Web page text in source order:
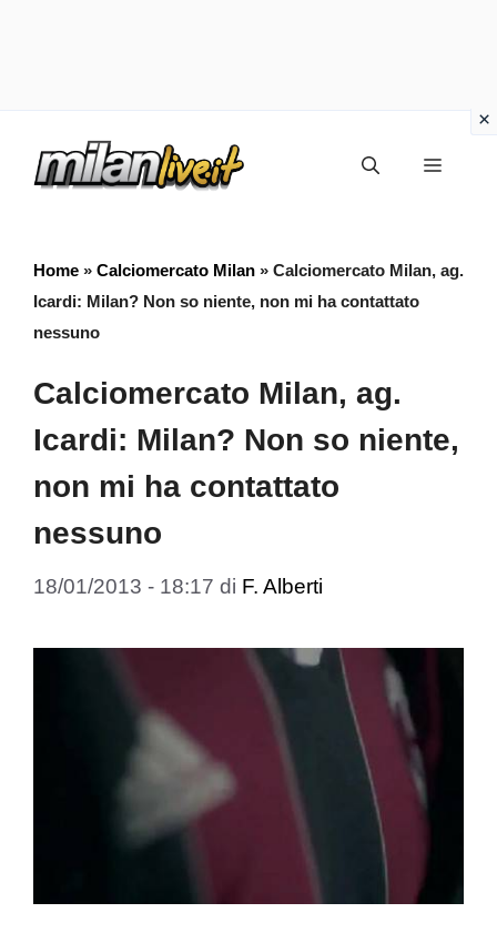
Menu
Home » Calciomercato Milan » Calciomercato Milan, ag.
Icardi: Milan? Non so niente, non mi ha contattato
nessuno
Calciomercato Milan, ag.
Icardi: Milan? Non so niente,
non mi ha contattato
nessuno
18/01/2013 - 18:17 di F. Alberti